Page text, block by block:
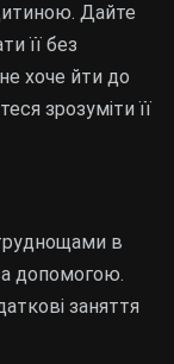
Дайте
її без
хоче йти до
зрозуміти її
в
допомогою.
заняття